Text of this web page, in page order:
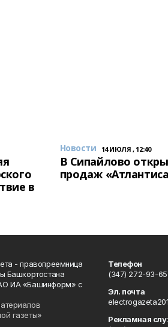
в
Новости 14 ИЮЛЯ , 12:40
В Сипайлово
продаж
- правопреемница
Башкортостана
ИА «Башинформ» с
газеты»
Телефон
(347) 272-93-
Эл. почта
Рекламная